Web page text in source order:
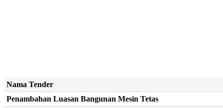
Nama Tender
Penambahan Luasan Bangunan Mesin Tetas